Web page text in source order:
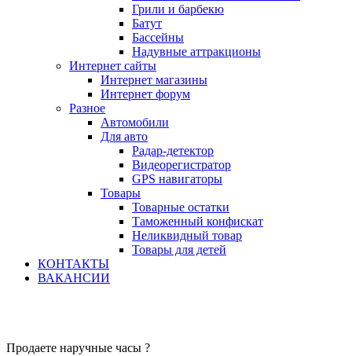
Грили и барбекю
Батут
Бассейны
Надувные аттракционы
Интернет сайты
Интернет магазины
Интернет форум
Разное
Автомобили
Для авто
Радар-детектор
Видеорегистратор
GPS навигаторы
Товары
Товарные остатки
Таможенный конфискат
Неликвидный товар
Товары для детей
КОНТАКТЫ
ВАКАНСИИ
Продаете наручные часы ?